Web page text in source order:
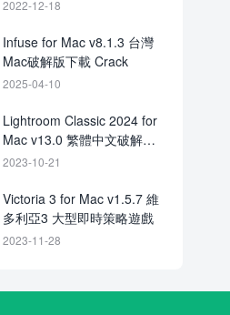
2022-12-18
Infuse for Mac v8.1.3 台灣
Mac破解版下載 Crack
2025-04-10
Lightroom Classic 2024 for
Mac v13.0 繁體中文破解版
下載
2023-10-21
Victoria 3 for Mac v1.5.7 維
多利亞3 大型即時策略遊戲
2023-11-28